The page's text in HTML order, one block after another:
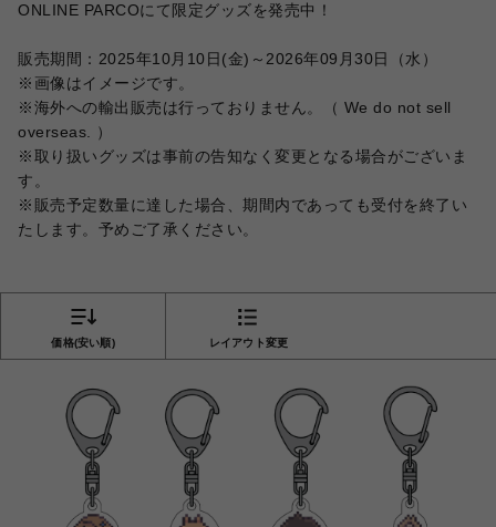
ONLINE PARCOにて限定グッズを発売中！
販売期間：2025年10月10日(金)～2026年09月30日（水）
※画像はイメージです。
※海外への輸出販売は行っておりません。（ We do not sell
overseas. ）
※取り扱いグッズは事前の告知なく変更となる場合がございま
す。
※販売予定数量に達した場合、期間内であっても受付を終了い
たします。予めご了承ください。
価格(安い順) レイアウト変更